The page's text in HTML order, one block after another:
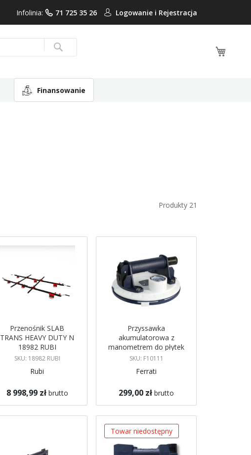
Infolinia: 71 725 35 26 Logowanie i Rejestracja
Search
Finansowanie
Produkty 21
Przenośnik SLAB
TRANS HEAVY DUTY N
18982 RUBI
SKU: 18982 RUBI
Rubi
8 998,99 zł brutto
Przyssawka
akumulatorowa z
manometrem do płytek
VENTO MANO +
SKU: F10111
Ferrati
299,00 zł brutto
Towar niedostępny